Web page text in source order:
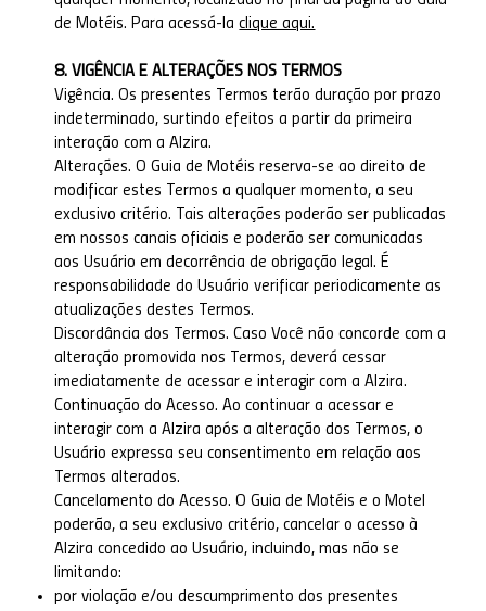
de Motéis. Para acessá-laclique aqui.
8. VIGÊNCIA E ALTERAÇÕES NOS TERMOS
Vigência. Os presentes Termos terão duração por prazo
indeterminado, surtindo efeitos a partir da primeira
interação com a Alzira.
Alterações. O Guia de Motéis reserva-se ao direito de
modificar estes Termos a qualquer momento, a seu
exclusivo critério. Tais alterações poderão ser publicadas
em nossos canais oficiais e poderão ser comunicadas
aos Usuário em decorrência de obrigação legal. É
responsabilidade do Usuário verificar periodicamente as
atualizações destes Termos.
Discordância dos Termos. Caso Você não concorde com a
alteração promovida nos Termos, deverá cessar
imediatamente de acessar e interagir com a Alzira.
Continuação do Acesso. Ao continuar a acessar e
interagir com a Alzira após a alteração dos Termos, o
Usuário expressa seu consentimento em relação aos
Termos alterados.
Cancelamento do Acesso. O Guia de Motéis e o Motel
poderão, a seu exclusivo critério, cancelar o acesso à
Alzira concedido ao Usuário, incluindo, mas não se
limitando:
por violação e/ou descumprimento dos presentes